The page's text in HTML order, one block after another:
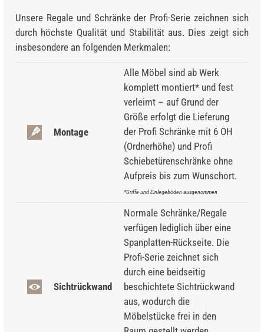
Unsere Regale und Schränke der Profi-Serie zeichnen sich
durch höchste Qualität und Stabilität aus. Dies zeigt sich
insbesondere an folgenden Merkmalen:
Montage
Alle Möbel sind ab Werk
komplett montiert* und fest
verleimt – auf Grund der
Größe erfolgt die Lieferung
der Profi Schränke mit 6 OH
(Ordnerhöhe) und Profi
Schiebetürenschränke ohne
Aufpreis bis zum Wunschort.
*Griffe und Einlegeböden ausgenommen
Sichtrückwand
Normale Schränke/Regale
verfügen lediglich über eine
Spanplatten-Rückseite. Die
Profi-Serie zeichnet sich
durch eine beidseitig
beschichtete Sichtrückwand
aus, wodurch die
Möbelstücke frei in den